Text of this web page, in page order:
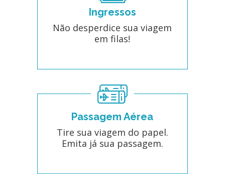
Ingressos
Não desperdice sua viagem
em filas!
Passagem Aérea
Tire sua viagem do papel.
Emita já sua passagem.